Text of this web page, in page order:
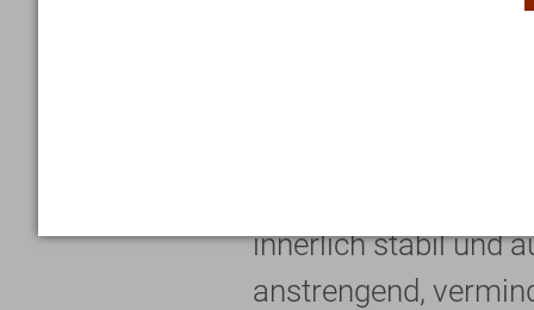
erneuern. Befinden
innerlich stabil und
anstrengend,